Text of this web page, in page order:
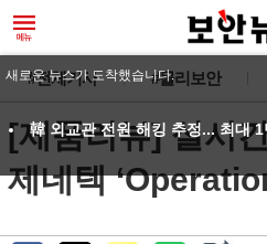
#전체기사 #물리보안
[제품리뷰] 실시
제네텍
새로운 뉴스가 도착했습니다.
韓 외교관 전원 해킹 추정... 최대